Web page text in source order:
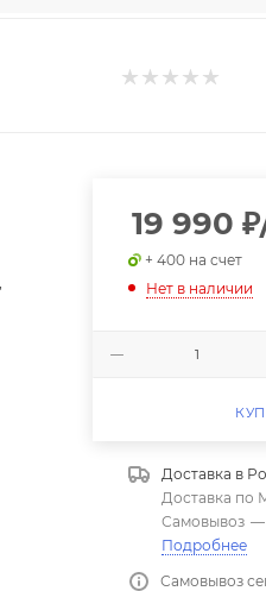
19 990 ₽
+ 400 на счет
Нет в наличии
Доставка в
Доставка по
Самовывоз —
Подробнее
Самовывоз